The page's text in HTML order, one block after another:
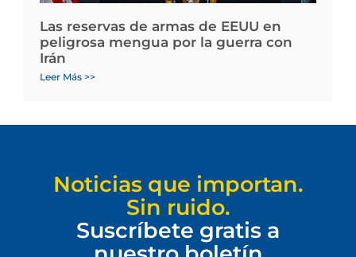
Las reservas de armas de EEUU en
peligrosa mengua por la guerra con
Irán
Leer Más >>
Noticias que importan.
Sin ruido.
Suscríbete gratis a